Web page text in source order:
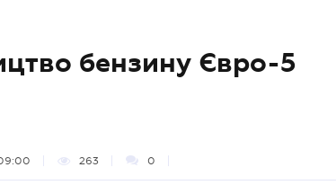
бензину Євро-5
263 0